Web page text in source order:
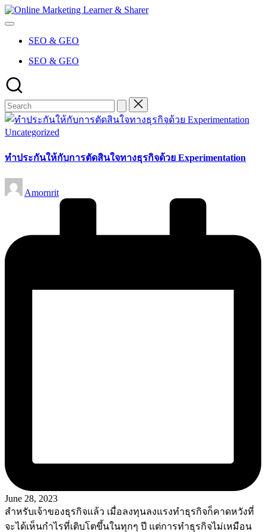
Skip
to
Online
SEO & GEO
SEO & GEO
Posted
Uncategorized
ทำประกันให้กับการตัดสินใจทางธุรกิจด้วย Experimentation
Posted
by
Amornrit
June 28, 2023
สำหรับเจ้าของธุรกิจแล้ว เมื่อลงทุนลงแรงทำธุรกิจก็คาดหวังที่
จะได้เห็นกำไรที่เติบโตขึ้นในทุกๆ ปี แต่การทำธุรกิจไม่เหมือน